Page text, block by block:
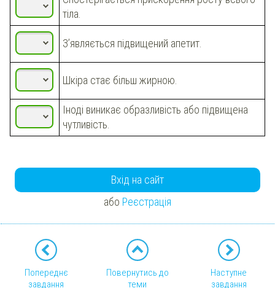
тіла.
З’являється підвищений апетит.
Шкіра стає більш жирною.
Іноді виникає образливість або підвищена
чутливість.
Вхід на сайт
або Реєстрація
Попереднє
завдання
Повернутись до
теми
Наступне
завдання